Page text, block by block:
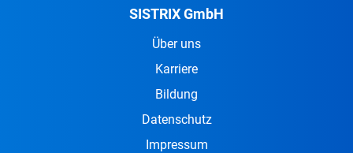
SISTRIX GmbH
Über uns
Karriere
Bildung
Datenschutz
Impressum